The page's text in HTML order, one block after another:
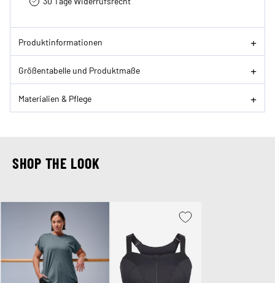
Produktinformationen
Größentabelle und Produktmaße
Materialien & Pflege
SHOP THE LOOK